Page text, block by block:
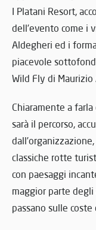
I Platani Resort,
dell’evento come i
Aldegheri ed i
piacevole
Wild Fly di Maurizio
Chiaramente a
sarà il percorso,
classiche rotte
con paesaggi
maggior parte
passano sulle coste